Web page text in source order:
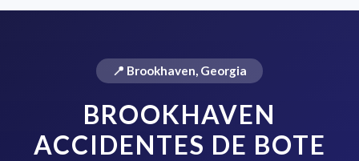
📍 Brookhaven, Georgia
BROOKHAVEN
ACCIDENTES DE BOTE